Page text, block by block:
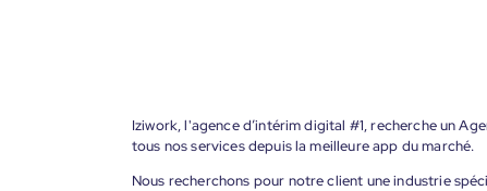
Iziwork, l'agence d’intérim digital #1, recherche un
tous nos services depuis la meilleure app du marché.
Nous recherchons pour notre client une industrie